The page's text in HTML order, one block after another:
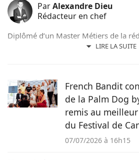
ParAlexandre Dieu
Rédacteur en chef
LIRE LA SUITE
Diplômé d’un Master Métiers de la
un amoureux des chiens depuis son
vous émouvoir et vous informer sur
préférés.
French Bandit
de la Palm Dog
remis au
du Festival de
07/07/2026 à 16h15